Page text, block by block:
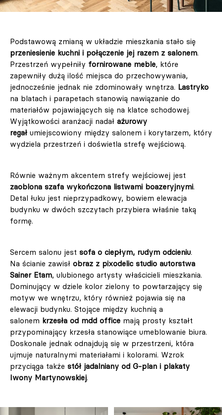
Podstawową zmianą w układzie mieszkania stało się
przeniesienie kuchni i połączenie jej razem z salonem.
Przestrzeń wypełniły fornirowane meble, które
zapewniły dużą ilość miejsca do przechowywania,
jednocześnie jednak nie zdominowały wnętrza. Lastryko
na blatach i parapetach stanowią nawiązanie do
materiałów pojawiających się na klatce schodowej.
Wyjątkowości aranżacji nadał ażurowy
regał umiejscowiony między salonem i korytarzem, który
wydziela przestrzeń i doświetla strefę wejściową.
Równie ważnym akcentem strefy wejściowej jest
zaoblona szafa wykończona listwami boazeryjnymi.
Detal łuku jest nieprzypadkowy, bowiem elewacja
budynku w dwóch szczytach przybiera właśnie taką
formę.
Sercem salonu jest sofa o ciepłym, rudym odcieniu.
Na ścianie zawisł obraz z pixodelic studio autorstwa
Sainer Etam, ulubionego artysty właścicieli mieszkania.
Dominujący w dziele kolor zielony to powtarzający się
motyw we wnętrzu, który również pojawia się na
elewacji budynku. Stojące między kuchnią a
salonem krzesła od mdd office mają prosty kształt
przypominający krzesła stanowiące umeblowanie biura.
Doskonale jednak odnajdują się w przestrzeni, która
ujmuje naturalnymi materiałami i kolorami. Wzrok
przyciąga także stół jadalniany od G-plan i plakaty
Iwony Martynowskiej.